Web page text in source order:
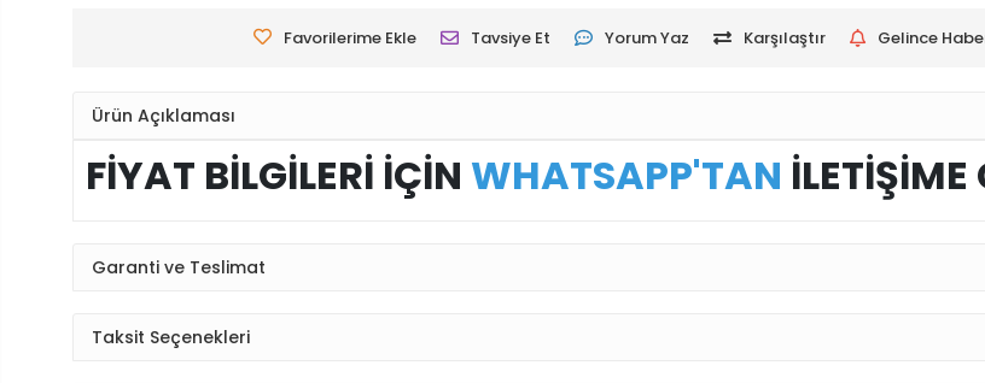
Favorilerime Ekle Tavsiye Et Yorum Yaz Karşılaştır Gelince
Ürün Açıklaması
FİYAT BİLGİLERİ İÇİN WHATSAPP'TAN İLETİŞİME
Garanti ve Teslimat
Taksit Seçenekleri